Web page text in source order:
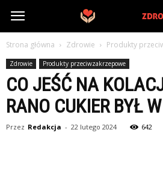
PrywatneZdrowie.pl
Strona główna Zdrowie Produkty
Zdrowie Produkty przeciwzakrzepowe
CO JEŚĆ NA
RANO CUKIER BYŁ
Przez Redakcja - 22 lutego 2024 642